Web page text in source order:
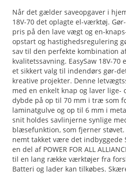
Når det gælder saveopgaver i
18V-70 det oplagte el-værktøj.
pris på den lave vægt og en-
opstart og hastighedsregulering
sav til den perfekte kombination
kvalitetssavning. EasySaw 18V-
et sikkert valg til indendørs gør-
kreative projekter. Denne
med en enkelt knap og laver lige-
dybde på op til 70 mm i træ som
laminatgulve og op til 6 mm i
snit holdes savlinjerne synlige
blæsefunktion, som fjerner støvet.
nemt takket være det indbyggede
en del af POWER FOR ALL
til en lang række værktøjer fra
Batteri og lader kan tilkøbes.